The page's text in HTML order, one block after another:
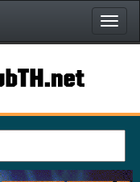
หน้า
แรก